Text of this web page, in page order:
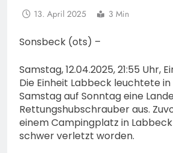
13. April 2025 3 Min
Sonsbeck (ots) –
Samstag, 12.04.2025, 21:55 Uhr,
Die Einheit Labbeck leuchtete
Samstag auf Sonntag eine
Rettungshubschrauber aus.
einem Campingplatz in
schwer verletzt worden.